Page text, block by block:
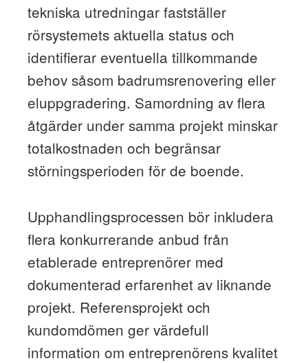
tekniska utredningar fastställer
rörsystemets aktuella status och
identifierar eventuella tillkommande
behov såsom badrumsrenovering eller
eluppgradering. Samordning av flera
åtgärder under samma projekt minskar
totalkostnaden och begränsar
störningsperioden för de boende.
Upphandlingsprocessen bör inkludera
flera konkurrerande anbud från
etablerade entreprenörer med
dokumenterad erfarenhet av liknande
projekt. Referensprojekt och
kundomdömen ger värdefull
information om entreprenörens kvalitet